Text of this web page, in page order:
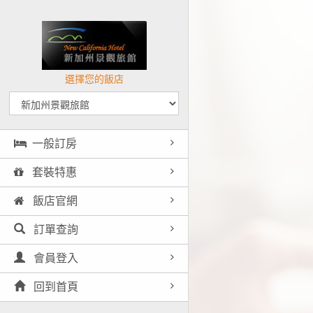
選擇您的飯店
一般訂房
套裝特惠
飯店官網
訂單查詢
會員登入
回到首頁